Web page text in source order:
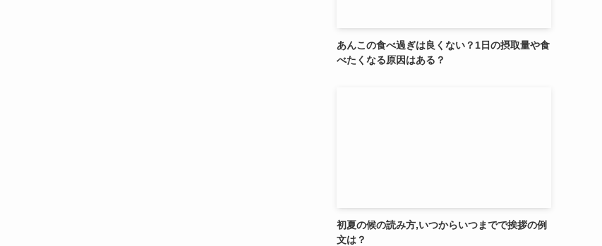
あんこの食べ過ぎは良くない？1日の摂取量や食
べたくなる原因はある？
初夏の候の読み方,いつからいつまでで挨拶の例
文は？